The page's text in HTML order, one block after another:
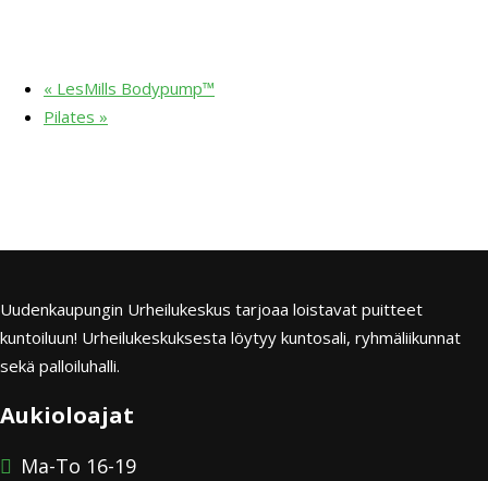
« LesMills Bodypump™
Pilates »
Uudenkaupungin Urheilukeskus tarjoaa loistavat puitteet
kuntoiluun! Urheilukeskuksesta löytyy kuntosali, ryhmäliikunnat
sekä palloiluhalli.
Aukioloajat
Ma-To 16-19